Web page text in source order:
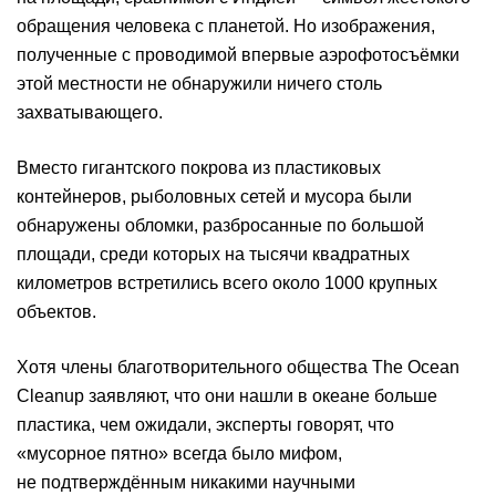
обращения человека с планетой. Но изображения,
полученные с проводимой впервые аэрофотосъёмки
этой местности не обнаружили ничего столь
захватывающего.
Вместо гигантского покрова из пластиковых
контейнеров, рыболовных сетей и мусора были
обнаружены обломки, разбросанные по большой
площади, среди которых на тысячи квадратных
километров встретились всего около 1000 крупных
объектов.
Хотя члены благотворительного общества The Ocean
Cleanup заявляют, что они нашли в океане больше
пластика, чем ожидали, эксперты говорят, что
«мусорное пятно» всегда было мифом,
не подтверждённым никакими научными